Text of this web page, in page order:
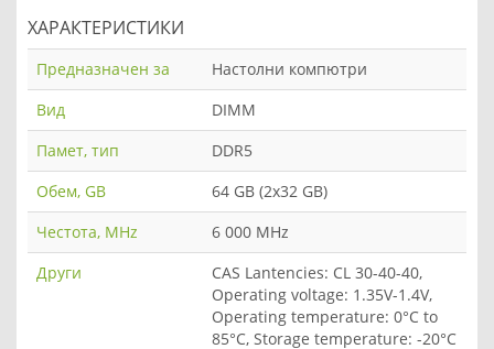
ХАРАКТЕРИСТИКИ
Предназначен за
Настолни компютри
Вид
DIMM
Памет, тип
DDR5
Обем, GB
64 GB (2x32 GB)
Честота, MHz
6 000 MHz
Други
CAS Lantencies: CL 30-40-40,
Operating voltage: 1.35V-1.4V,
Operating temperature: 0°C to
85°C, Storage temperature: -20°C